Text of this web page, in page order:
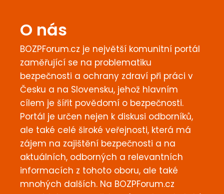
O nás
BOZPForum.cz je největší komunitní portál
zaměřující se na problematiku
bezpečnosti a ochrany zdraví při práci v
Česku a na Slovensku, jehož hlavním
cílem je šířit povědomí o bezpečnosti.
Portál je určen nejen k diskusi odborníků,
ale také celé široké veřejnosti, která má
zájem na zajištění bezpečnosti a na
aktuálních, odborných a relevantních
informacích z tohoto oboru, ale také
mnohých dalších. Na BOZPForum.cz